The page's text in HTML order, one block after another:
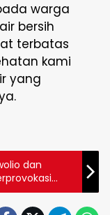
warga
bersih
terbatas
kami
yang
dan